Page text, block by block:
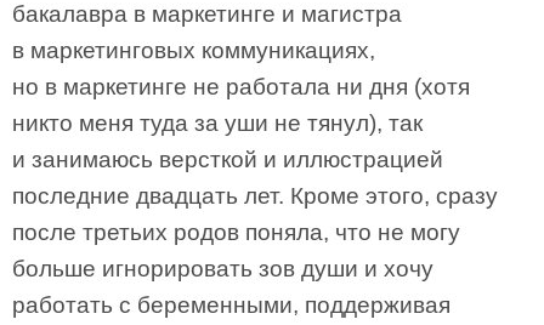
бакалавра в маркетинге и магистра
в маркетинговых коммуникациях,
но в маркетинге не работала ни дня (хотя
никто меня туда за уши не тянул), так
и занимаюсь версткой и иллюстрацией
последние двадцать лет. Кроме этого, сразу
после третьих родов поняла, что не могу
больше игнорировать зов души и хочу
работать с беременными, поддерживая